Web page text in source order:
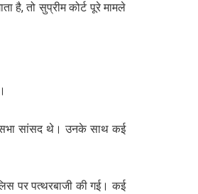
है, तो सुप्रीम कोर्ट पूरे मामले
सांसद थे। उनके साथ कई
पर पत्थरबाजी की गई। कई